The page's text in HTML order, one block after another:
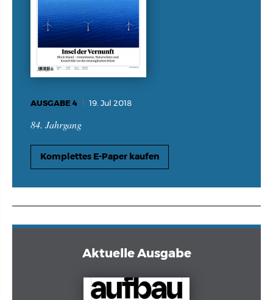
AUSGABE 4 19. Jul 2018
84. Jahrgang
Komplettes E-Paper kaufen
Aktuelle Ausgabe